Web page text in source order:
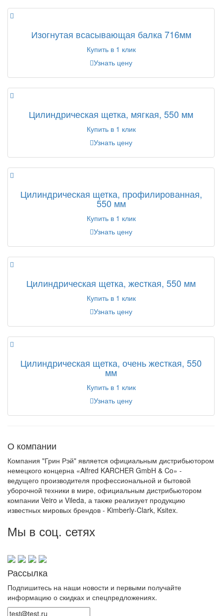
Изогнутая всасывающая балка 716мм
Купить в 1 клик
Узнать цену
Цилиндрическая щетка, мягкая, 550 мм
Купить в 1 клик
Узнать цену
Цилиндрическая щетка, профилированная,
550 мм
Купить в 1 клик
Узнать цену
Цилиндрическая щетка, жесткая, 550 мм
Купить в 1 клик
Узнать цену
Цилиндрическая щетка, очень жесткая, 550
мм
Купить в 1 клик
Узнать цену
О компании
Компания "Грин Рэй" является официальным дистрибьютором
немецкого концерна «Alfred KARCHER GmbH & Co» -
ведущего производителя профессиональной и бытовой
уборочной техники в мире, официальным дистрибьютором
компании Veiro и Vileda, а также реализует продукцию
известных мировых брендов - Kimberly-Clark, Ksitex.
Мы в соц. сетях
Рассылка
Подпишитесь на наши новости и первыми получайте
информацию о скидках и спецпредложениях.